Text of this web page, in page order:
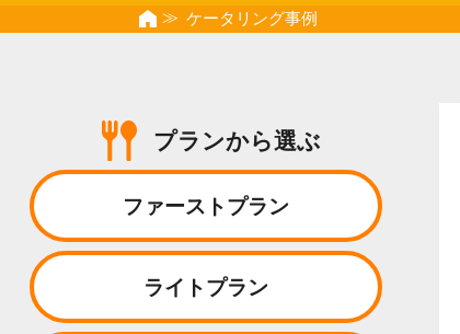
ケータリング事例
プランから選ぶ
ファーストプラン
ライトプラン